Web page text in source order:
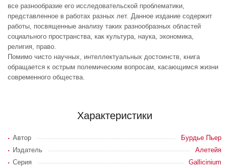
все разнообразие его исследовательской проблематики,
представленное в работах разных лет. Данное издание содержит
работы, посвященные анализу таких разнообразных областей
социального пространства, как культура, наука, экономика,
религия, право.
Помимо чисто научных, интеллектуальных достоинств, книга
обращается к острым полемическим вопросам, касающимся жизни
современного общества.
Характеристики
Автор
Бурдье Пьер
Издатель
Алетейя
Серия
Gallicinium